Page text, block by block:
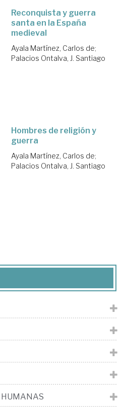
Reconquista y guerra
santa en la España
medieval
Ayala Martínez, Carlos de;
Palacios Ontalva, J. Santiago
Hombres de religión y
guerra
Ayala Martínez, Carlos de;
Palacios Ontalva, J. Santiago
HUMANAS